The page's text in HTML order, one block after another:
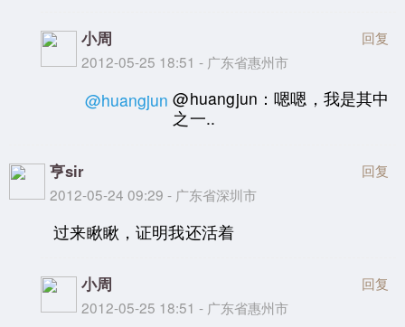
小周
2012-05-25 18:51 - 广东省惠州市
回复
@huangjun @huangjun：嗯嗯，我是其中
之一..
亨sir
2012-05-24 09:29 - 广东省深圳市
回复
过来瞅瞅，证明我还活着
小周
2012-05-25 18:51 - 广东省惠州市
回复